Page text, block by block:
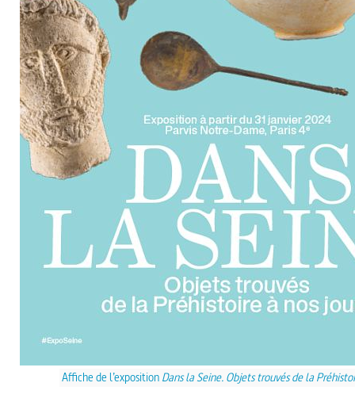
Affiche de l’exposition Dans la Seine. Objets trouvés de la